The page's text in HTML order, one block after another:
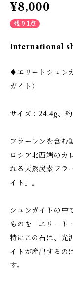
¥8,000
残り1点
International
♦エリートシュン
ガイト）
サイズ：24.4g、
フラーレンを含む
ロシア北西端のカ
れる天然炭素フラ
イト」。
シュンガイトの中
ものを「エリート
特にこの石は、光
イトが産出するの
す。